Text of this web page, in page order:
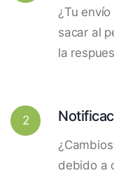
¿Tu
sacar al
la
2
debido a